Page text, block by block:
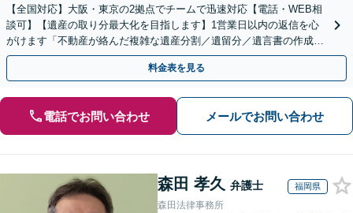
【全国対応】大阪・東京の2拠点でチームで迅速対応【電話・WEB相
談可】【遺産の取り分最大化を目指します】1営業日以内の返信を心
がけます「不動産が絡んだ複雑な遺産分割／遺留分／遺言書の作成・
執行／事業承継など、お任せください」【休日相談あり】
料金表を見る
電話でお問い合わせ メールでお問い合わせ
森田 孝久 弁護士 福岡県
森田法律事務所